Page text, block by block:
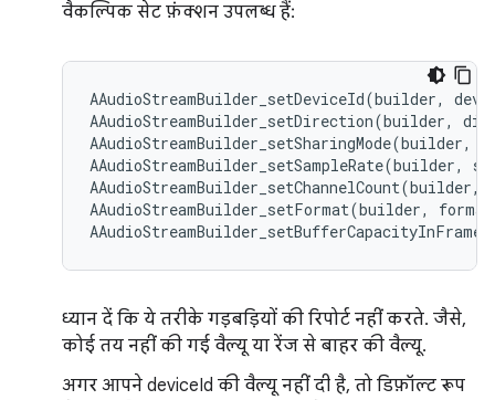
वैकल्पिक सेट फ़ंक्शन उपलब्ध हैं:
AAudioStreamBuilder_setDeviceId(builder,
AAudioStreamBuilder_setDirection(builder,
AAudioStreamBuilder_setSharingMode(builder,
AAudioStreamBuilder_setSampleRate(builder,
AAudioStreamBuilder_setChannelCount(builder,
AAudioStreamBuilder_setFormat(builder,
ध्यान दें कि ये तरीके गड़बड़ियों की रिपोर्ट नहीं करते. जैसे,
कोई तय नहीं की गई वैल्यू या रेंज से बाहर की वैल्यू.
अगर आपने deviceId की वैल्यू नहीं दी है, तो डिफ़ॉल्ट रूप